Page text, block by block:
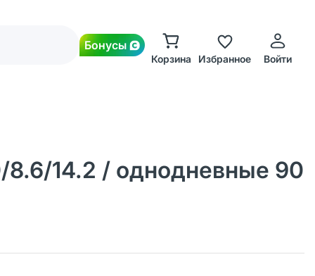
Бонусы
Корзина Избранное Войти
8.6/14.2 / однодневные 90